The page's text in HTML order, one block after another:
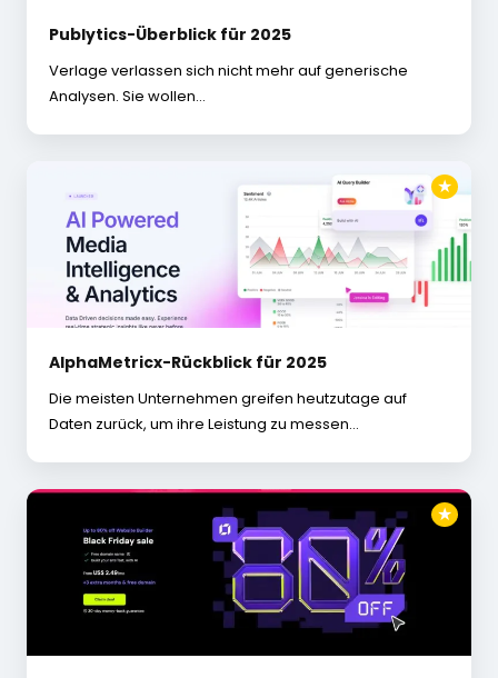
Publytics-Überblick für 2025
Verlage verlassen sich nicht mehr auf generische
Analysen. Sie wollen…
★
AlphaMetricx-Rückblick für 2025
Die meisten Unternehmen greifen heutzutage auf
Daten zurück, um ihre Leistung zu messen…
★